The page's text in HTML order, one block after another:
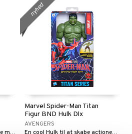
Marvel Spider-Man Titan
Figur BND Hulk Dlx
AVENGERS
nyhed